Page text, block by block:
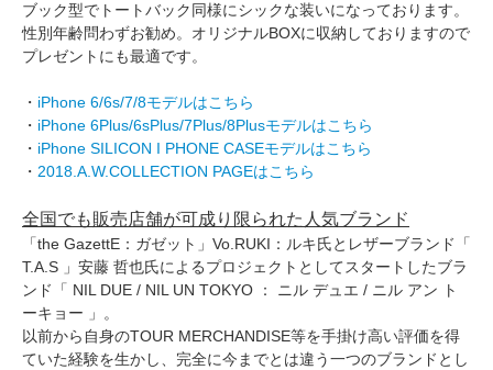
ブック型でトートバック同様にシックな装いになっております。
性別年齢問わずお勧め。オリジナルBOXに収納しておりますので
プレゼントにも最適です。
・ iPhone 6/6s/7/8モデルはこちら
・ iPhone 6Plus/6sPlus/7Plus/8Plusモデルはこちら
・ iPhone SILICON I PHONE CASEモデルはこちら
・ 2018.A.W.COLLECTION PAGEはこちら
全国でも販売店舗が可成り限られた人気ブランド
「the GazettE：ガゼット」Vo.RUKI：ルキ氏とレザーブランド「
T.A.S 」安藤 哲也氏によるプロジェクトとしてスタートしたブラ
ンド「 NIL DUE / NIL UN TOKYO ： ニル デュエ / ニル アン ト
ーキョー 」。
以前から自身のTOUR MERCHANDISE等を手掛け高い評価を得
ていた経験を生かし、完全に今までとは違う一つのブランドとし